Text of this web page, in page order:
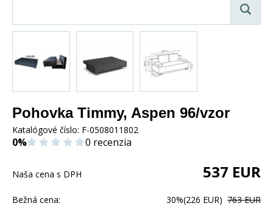
Pohovka Timmy, Aspen 96/vzor
Katalógové číslo: F-0508011802
0% 0 recenzia
Naša cena s DPH 537 EUR
Bežná cena: 30%(226 EUR) 763 EUR